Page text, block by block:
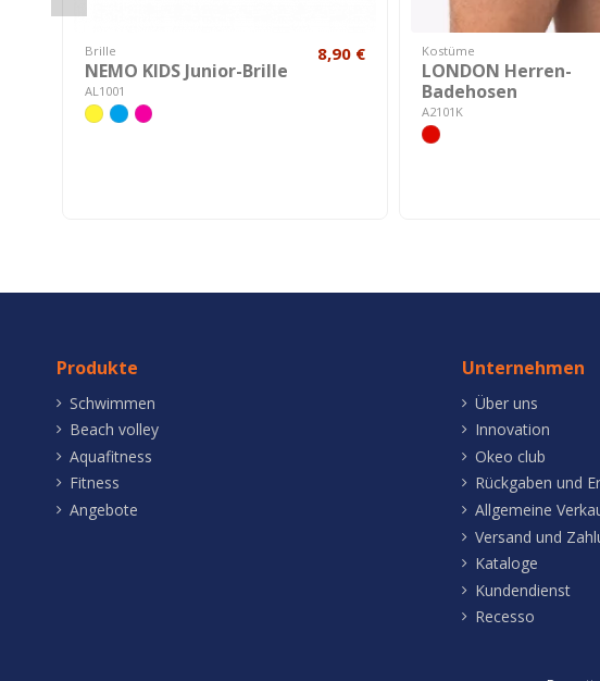
Brille
NEMO KIDS Junior-Brille
AL1001
8,90 € Kostüme
LONDON Herren-
Badehosen
A2101K
Produkte
Schwimmen
Beach volley
Aquafitness
Fitness
Angebote
Unternehmen
Über uns
Innovation
Okeo club
Rückgaben und
Allgemeine
Versand und
Kataloge
Kundendienst
Recesso